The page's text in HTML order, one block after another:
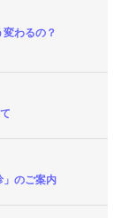
わるの？
のご案内